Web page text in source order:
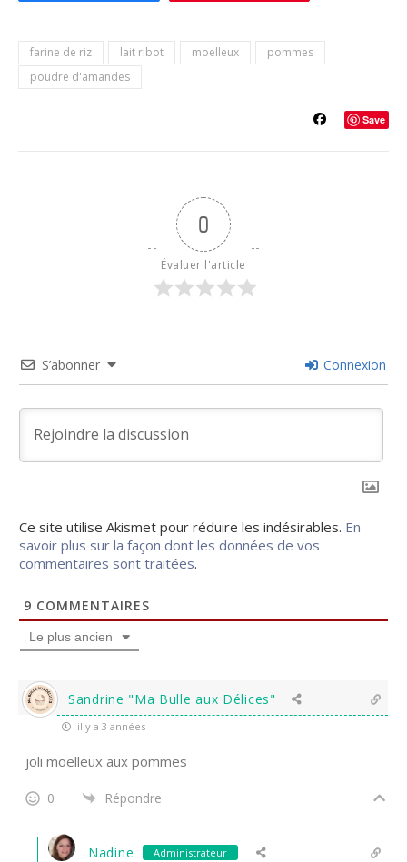
farine de riz lait ribot moelleux
pommes
poudre d'amandes
Save
0
Évaluer l'article
S’abonner Connexion
Ce site utilise Akismet pour réduire les indésirables. En
savoir plus sur la façon dont les données de vos
commentaires sont traitées.
9 COMMENTAIRES
Le plus ancien
Sandrine "Ma Bulle aux Délices"
il y a 3 années
joli moelleux aux pommes
0 Répondre
Nadine Administrateur